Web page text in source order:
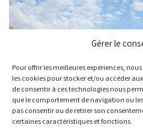
Gérer le
Pour offrir les meilleures expériences,
les cookies pour stocker et/ou accéder
de consentir à ces technologies nous
que le comportement de navigation ou
pas consentir ou de retirer son
certaines caractéristiques et fonctions.